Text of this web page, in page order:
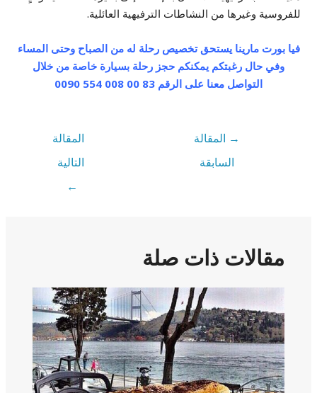
للفروسية وغيرها من النشاطات الترفيهية العائلية.
فيا بورت مارينا يستحق تخصيص رحلة له من الصباح وحتى المساء
وفي حال رغبتكم يمكنكم حجز رحلة بسيارة خاصة من خلال
التواصل معنا على الرقم 83 00 008 554 0090
→ المقالة
السابقة
المقالة
التالية
←
مقالات ذات صلة